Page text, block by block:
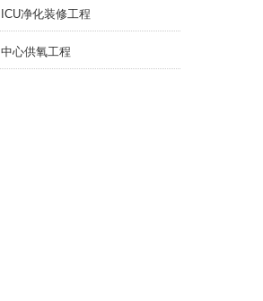
ICU净化装修工程
中心供氧工程